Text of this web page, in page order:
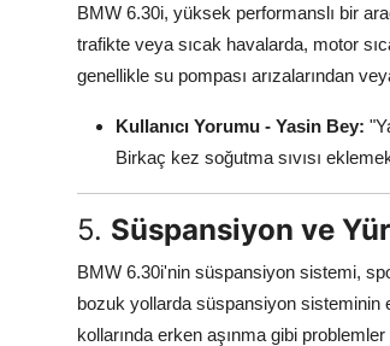
BMW 6.30i, yüksek performanslı bir
trafikte veya sıcak havalarda, motor
genellikle su pompası arızalarından
Kullanıcı Yorumu - Yasin Bey:
Birkaç kez soğutma sıvısı
5. Süspansiyon ve
BMW 6.30i'nin süspansiyon sistemi,
bozuk yollarda süspansiyon sisteminin
kollarında erken aşınma gibi